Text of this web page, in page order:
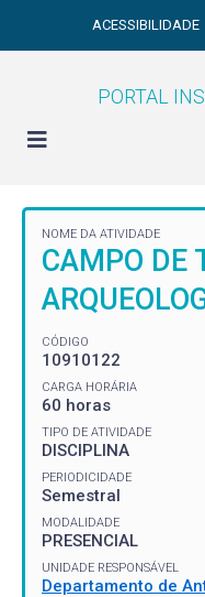
ACESSIBILIDADE
PORTAL
NOME DA ATIVIDADE
CAMPO DE
CÓDIGO
10910122
CARGA HORÁRIA
60 horas
TIPO DE ATIVIDADE
DISCIPLINA
PERIODICIDADE
Semestral
MODALIDADE
PRESENCIAL
UNIDADE RESPONSÁVEL
Departamento de